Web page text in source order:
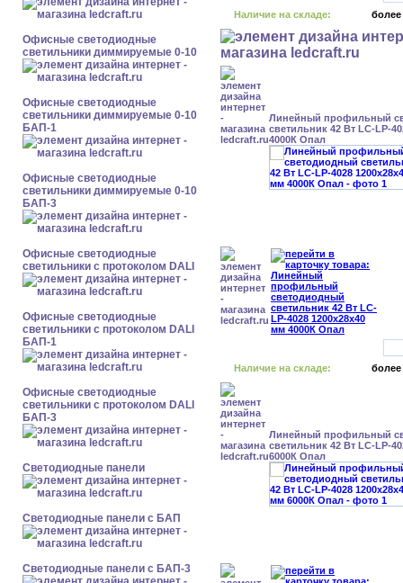
Офисные светодиодные
светильники диммируемые 0-10
Офисные светодиодные
светильники диммируемые 0-10
БАП-1
Офисные светодиодные
светильники диммируемые 0-10
БАП-3
Офисные светодиодные
светильники с протоколом DALI
Офисные светодиодные
светильники с протоколом DALI
БАП-1
Офисные светодиодные
светильники с протоколом DALI
БАП-3
Cветодиодные панели
Cветодиодные панели с БАП
Cветодиодные панели с БАП-3
Наличие на складе: более
Линейный профильный
светильник 42 Вт LC-LP-
4000К Опал
Наличие на складе: более
Линейный профильный
светильник 42 Вт LC-LP-
6000К Опал